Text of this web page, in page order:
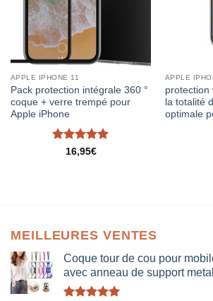
APPLE IPHONE 11
Pack protection intégrale 360 °
coque + verre trempé pour
Apple iPhone
Note5sur
16,95€
APPLE
protection
la totalité
optimale
MEILLEURES VENTES
Coque tour de cou pour
avec anneau de support